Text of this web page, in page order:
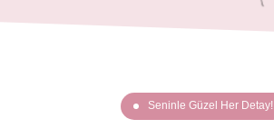
Seninle Güzel Her Detay!